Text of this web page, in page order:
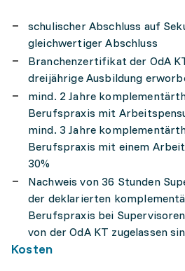
schulischer Abschluss auf
gleichwertiger Abschluss
Branchenzertifikat der OdA
dreijährige Ausbildung
mind. 2 Jahre
Berufspraxis mit
mind. 3 Jahre
Berufspraxis mit einem
30%
Nachweis von 36 Stunden
der deklarierten
Berufspraxis bei
von der OdA KT zugelassen
Kosten